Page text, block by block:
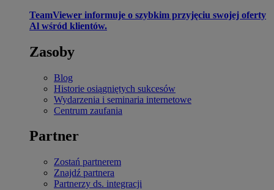
TeamViewer informuje o szybkim przyjęciu swojej oferty
Al wśród klientów.
Zasoby
Blog
Historie osiągniętych sukcesów
Wydarzenia i seminaria internetowe
Centrum zaufania
Partner
Zostań partnerem
Znajdź partnera
Partnerzy ds. integracji